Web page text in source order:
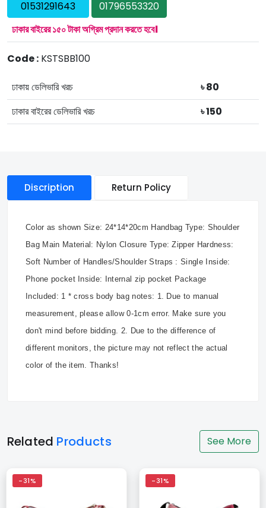
01531291643
01796553320
ঢাকার বাইরের ১৫০ টাকা অগ্রিম প্রদান করতে হবে।
Code : KSTSBB100
ঢাকায় ডেলিভারি খরচ
৳ 80
ঢাকার বাইরের ডেলিভারি খরচ
৳ 150
Discription Return Policy
Color as shown Size: 24*14*20cm Handbag Type: Shoulder
Bag Main Material: Nylon Closure Type: Zipper Hardness:
Soft Number of Handles/Shoulder Straps : Single Inside:
Phone pocket Inside: Internal zip pocket Package
Included: 1 * cross body bag notes: 1. Due to manual
measurement, please allow 0-1cm error. Make sure you
don't mind before bidding. 2. Due to the difference of
different monitors, the picture may not reflect the actual
color of the item. Thanks!
Related Products See More
-31% -31%